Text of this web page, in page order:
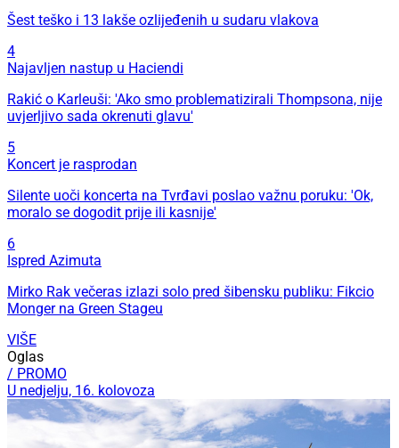
Šest teško i 13 lakše ozlijeđenih u sudaru vlakova
4
Najavljen nastup u Haciendi
Rakić o Karleuši: 'Ako smo problematizirali Thompsona, nije
uvjerljivo sada okrenuti glavu'
5
Koncert je rasprodan
Silente uoči koncerta na Tvrđavi poslao važnu poruku: 'Ok,
moralo se dogodit prije ili kasnije'
6
Ispred Azimuta
Mirko Rak večeras izlazi solo pred šibensku publiku: Fikcio
Monger na Green Stageu
VIŠE
Oglas
/ PROMO
U nedjelju, 16. kolovoza